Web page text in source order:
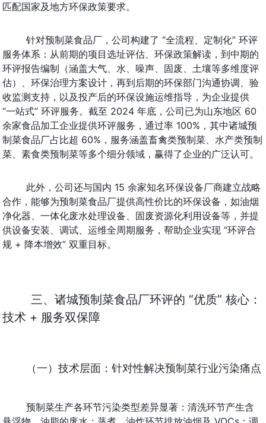
匹配国家及地方环保政策要求。
针对预制菜食品厂，公司构建了 “全流程、定制化” 环评
服务体系：从前期的项目选址评估、环保政策解读，到中期的
环评报告编制（涵盖大气、水、噪声、固废、土壤等多维度评
估）、环保治理方案设计，再到后期的环保部门沟通协调、验
收监测支持，以及投产后的环保设施运维指导，为企业提供
“一站式” 环评服务。截至 2024 年底，公司已为山东地区 60
余家食品加工企业提供环评服务，通过率 100%，其中诸城预
制菜食品厂占比超 60%，服务涵盖畜禽类预制菜、水产类预制
菜、素食类预制菜等多个细分领域，赢得了企业的广泛认可。
此外，公司还与国内 15 余家知名环保设备厂商建立战略
合作，能够为预制菜食品厂提供高性价比的环保设备，如油烟
净化器、一体化废水处理设备、固废资源化利用设备等，并提
供设备安装、调试、运维全周期服务，帮助企业实现 “环评合
规 + 降本增效” 双重目标。
三、诸城预制菜食品厂环评的 “优质” 核心：
技术 + 服务双保障
（一）技术层面：针对性解决预制菜行业污染痛点
预制菜生产各环节污染类型差异显著：清洗环节产生含